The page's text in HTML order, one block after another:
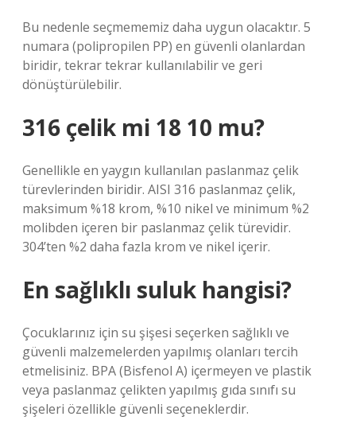
Bu nedenle seçmememiz daha uygun olacaktır. 5
numara (polipropilen PP) en güvenli olanlardan
biridir, tekrar tekrar kullanılabilir ve geri
dönüştürülebilir.
316 çelik mi 18 10 mu?
Genellikle en yaygın kullanılan paslanmaz çelik
türevlerinden biridir. AISI 316 paslanmaz çelik,
maksimum %18 krom, %10 nikel ve minimum %2
molibden içeren bir paslanmaz çelik türevidir.
304’ten %2 daha fazla krom ve nikel içerir.
En sağlıklı suluk hangisi?
Çocuklarınız için su şişesi seçerken sağlıklı ve
güvenli malzemelerden yapılmış olanları tercih
etmelisiniz. BPA (Bisfenol A) içermeyen ve plastik
veya paslanmaz çelikten yapılmış gıda sınıfı su
şişeleri özellikle güvenli seçeneklerdir.